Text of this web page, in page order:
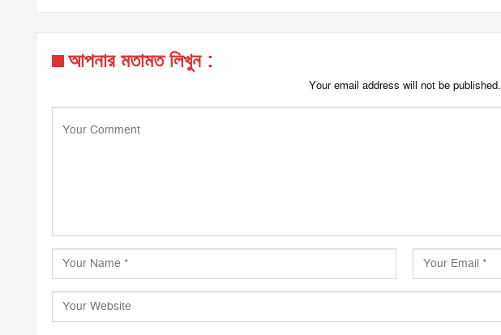
আপনার মতামত লিখুন :
Your email address will not be published.